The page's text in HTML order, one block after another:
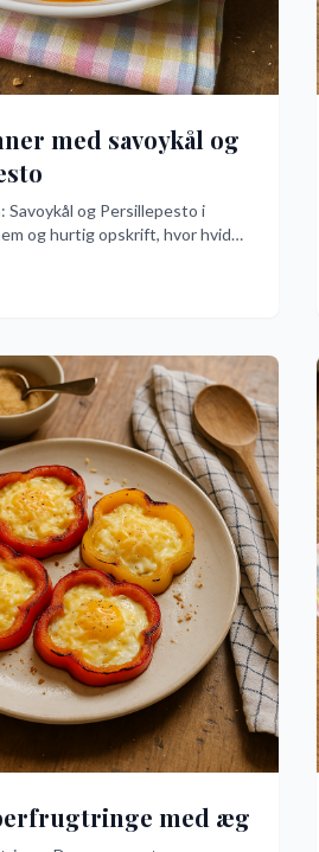
med savoykål og
Savoykål og Persillepesto i
og hurtig opskrift, hvor hvide
til en travl hverdag, hvor
med æg